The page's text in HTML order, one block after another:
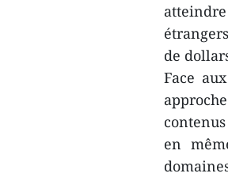
de
Face
en